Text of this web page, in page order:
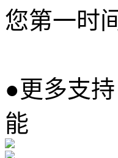
您第一时
理公
●更多支
能